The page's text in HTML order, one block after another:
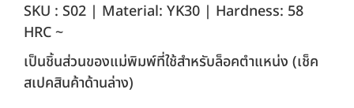
SKU : S02 | Material: YK30 | Hardness: 58
HRC ~
เป็นชิ้นส่วนของแม่พิมพ์ที่ใช้สำหรับล็อคตำแหน่ง (เช็ค
สเปคสินค้าด้านล่าง)